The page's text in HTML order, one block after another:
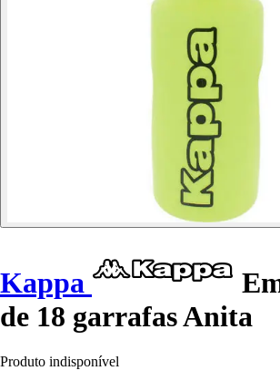
Kappa
de 18 garrafas Anita
Produto indisponível